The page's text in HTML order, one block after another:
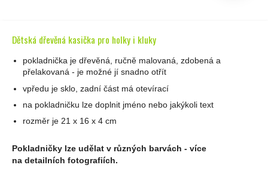
Dětská dřevěná kasička pro holky i kluky
pokladnička je dřevěná, ručně malovaná, zdobená a
přelakovaná - je možné jí snadno otřít
vpředu je sklo, zadní část má otevírací
na pokladničku lze doplnit jméno nebo jakýkoli text
rozměr je 21 x 16 x 4 cm
Pokladničky lze udělat v různých barvách - více
na detailních fotografiích.